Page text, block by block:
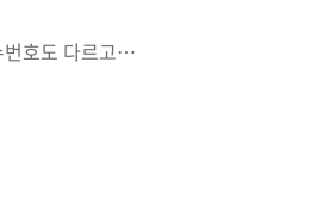
번호도 다르고…